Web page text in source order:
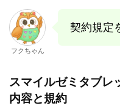
フクちゃん
契約規定
スマイルゼミタブレ
内容と規約